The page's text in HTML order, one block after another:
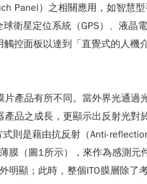
Panel）之相關應用，如智慧
衛星定位系統（GPS）、液
控面板以達到「直覺式的人
產品有所不同。當外界光通
品之成長，更顯示出反射光
則是藉由抗反射（Anti-
膜（圖1所示），來作為感測
明顯；此時，整個ITO膜層除